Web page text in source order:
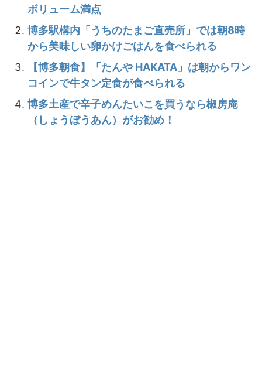
ボリューム満点
博多駅構内「うちのたまご直売所」では朝8時
から美味しい卵かけごはんを食べられる
【博多朝食】「たんや HAKATA」は朝からワン
コインで牛タン定食が食べられる
博多土産で辛子めんたいこを買うなら椒房庵
（しょうぼうあん）がお勧め！